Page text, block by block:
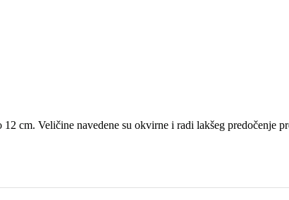
cm. Veličine navedene su okvirne i radi lakšeg predočenje